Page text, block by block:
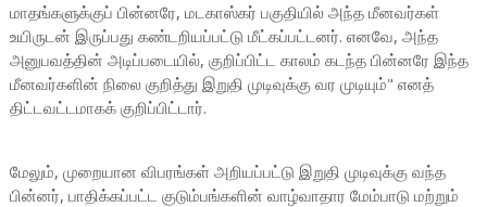
மாதங்களுக்குப் பின்னரே, மடகாஸ்கர் பகுதியில் அந்த மீனவர்கள்
உயிருடன் இருப்பது கண்டறியப்பட்டு மீட்கப்பட்டனர். எனவே, அந்த
அனுபவத்தின் அடிப்படையில், குறிப்பிட்ட காலம் கடந்த பின்னரே இந்த
மீனவர்களின் நிலை குறித்து இறுதி முடிவுக்கு வர முடியும்" எனத்
திட்டவட்டமாகக் குறிப்பிட்டார்.
மேலும், முறையான விபரங்கள் அறியப்பட்டு இறுதி முடிவுக்கு வந்த
பின்னர், பாதிக்கப்பட்ட குடும்பங்களின் வாழ்வாதார மேம்பாடு மற்றும்